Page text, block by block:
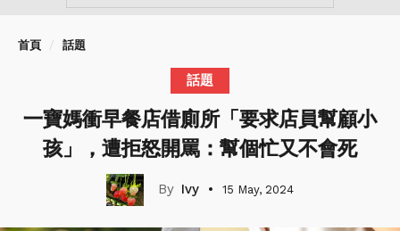
首頁 話題
話題
一寶媽衝早餐店借廁所「要求店員幫顧小
孩」，遭拒怒開罵：幫個忙又不會死
Ivy 15 May, 2024